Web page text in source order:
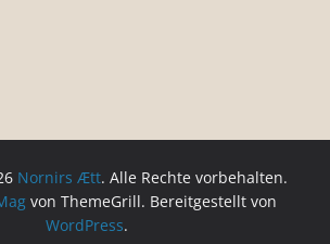
Nornirs Ætt. Alle Rechte vorbehalten.
von ThemeGrill. Bereitgestellt von
WordPress.